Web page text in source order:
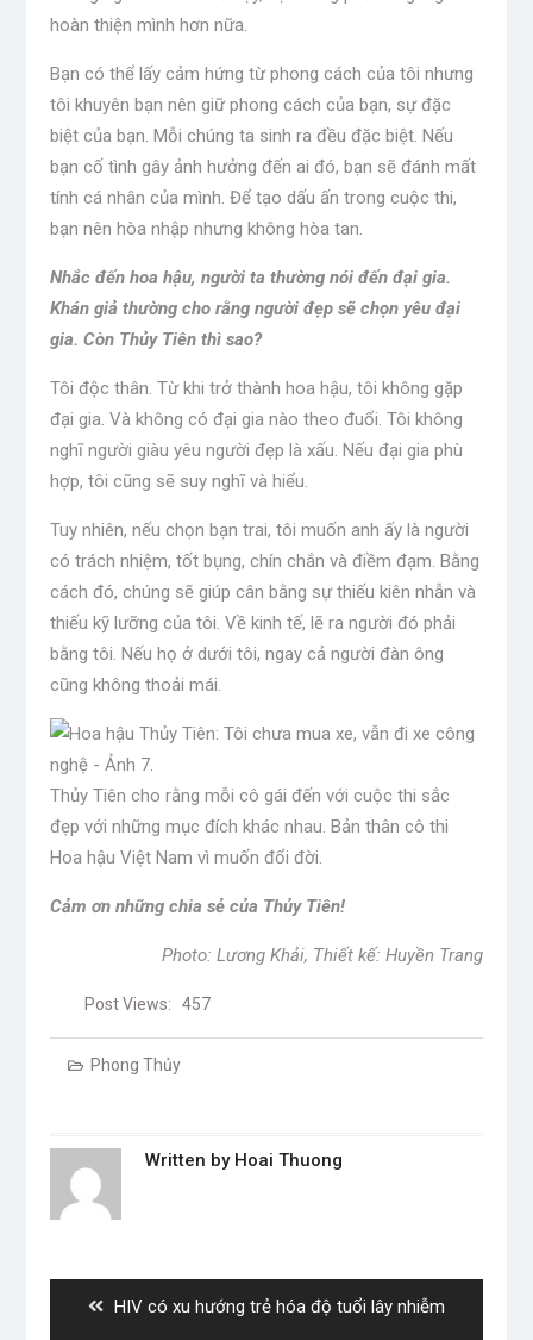
hoàn thiện mình hơn nữa.
Bạn có thể lấy cảm hứng từ phong cách của tôi nhưng
tôi khuyên bạn nên giữ phong cách của bạn, sự đặc
biệt của bạn. Mỗi chúng ta sinh ra đều đặc biệt. Nếu
bạn cố tình gây ảnh hưởng đến ai đó, bạn sẽ đánh mất
tính cá nhân của mình. Để tạo dấu ấn trong cuộc thi,
bạn nên hòa nhập nhưng không hòa tan.
Nhắc đến hoa hậu, người ta thường nói đến đại gia.
Khán giả thường cho rằng người đẹp sẽ chọn yêu đại
gia. Còn Thủy Tiên thì sao?
Tôi độc thân. Từ khi trở thành hoa hậu, tôi không gặp
đại gia. Và không có đại gia nào theo đuổi. Tôi không
nghĩ người giàu yêu người đẹp là xấu. Nếu đại gia phù
hợp, tôi cũng sẽ suy nghĩ và hiểu.
Tuy nhiên, nếu chọn bạn trai, tôi muốn anh ấy là người
có trách nhiệm, tốt bụng, chín chắn và điềm đạm. Bằng
cách đó, chúng sẽ giúp cân bằng sự thiếu kiên nhẫn và
thiếu kỹ lưỡng của tôi. Về kinh tế, lẽ ra người đó phải
bằng tôi. Nếu họ ở dưới tôi, ngay cả người đàn ông
cũng không thoải mái.
Thủy Tiên cho rằng mỗi cô gái đến với cuộc thi sắc
đẹp với những mục đích khác nhau. Bản thân cô thi
Hoa hậu Việt Nam vì muốn đổi đời.
Cảm ơn những chia sẻ của Thủy Tiên!
Photo: Lương Khải, Thiết kế: Huyền Trang
Post Views: 457
Phong Thủy
Written by Hoai Thuong
Previous
HIV có xu hướng trẻ hóa độ tuổi lây nhiễm